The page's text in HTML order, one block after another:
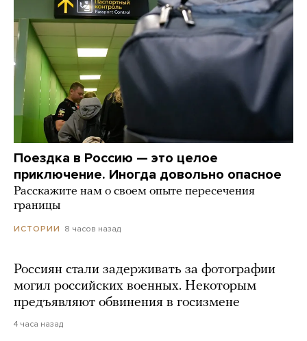
Поездка в Россию — это целое
приключение. Иногда довольно опасное
Расскажите нам о своем опыте пересечения
границы
ИСТОРИИ 8 часов назад
Россиян стали задерживать за фотографии
могил российских военных. Некоторым
предъявляют обвинения в госизмене
4 часа назад